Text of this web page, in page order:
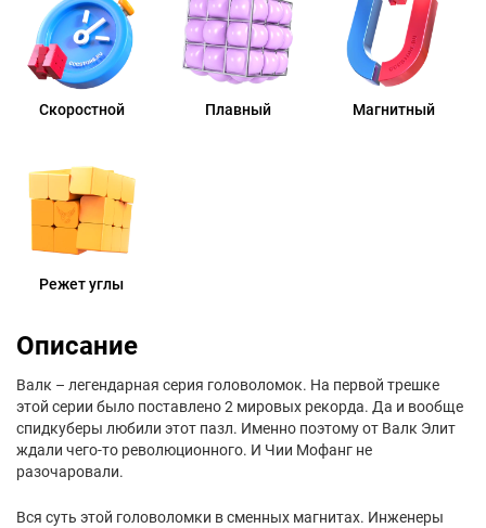
Скоростной Плавный Магнитный
Режет углы
Описание
Валк – легендарная серия головоломок. На первой трешке
этой серии было поставлено 2 мировых рекорда. Да и вообще
спидкуберы любили этот пазл. Именно поэтому от Валк Элит
ждали чего-то революционного. И Чии Мофанг не
разочаровали.
Вся суть этой головоломки в сменных магнитах. Инженеры